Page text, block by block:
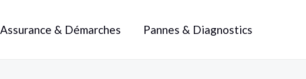
Assurance & Démarches Pannes & Diagnostics